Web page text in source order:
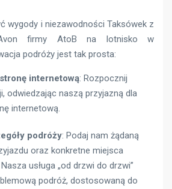
wygody i niezawodności Taksówek z
firmy AtoB na lotnisko w
podróży jest tak prosta:
internetową: Rozpocznij
odwiedzając naszą przyjazną dla
internetową.
podróży: Podaj nam żądaną
oraz konkretne miejsca
usługa „od drzwi do drzwi”
podróż, dostosowaną do